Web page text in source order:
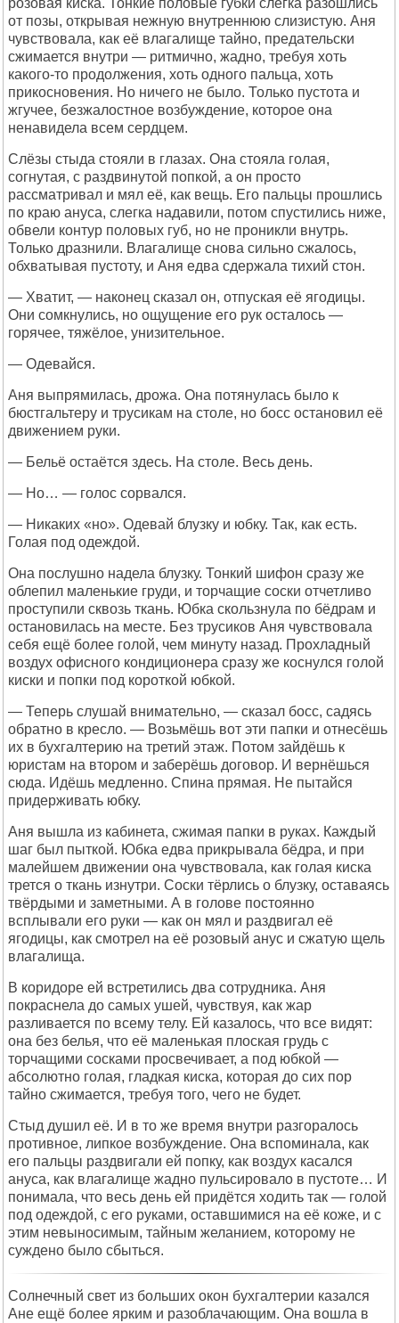
розовая киска. Тонкие половые губки слегка разошлись
от позы, открывая нежную внутреннюю слизистую. Аня
чувствовала, как её влагалище тайно, предательски
сжимается внутри — ритмично, жадно, требуя хоть
какого-то продолжения, хоть одного пальца, хоть
прикосновения. Но ничего не было. Только пустота и
жгучее, безжалостное возбуждение, которое она
ненавидела всем сердцем.
Слёзы стыда стояли в глазах. Она стояла голая,
согнутая, с раздвинутой попкой, а он просто
рассматривал и мял её, как вещь. Его пальцы прошлись
по краю ануса, слегка надавили, потом спустились ниже,
обвели контур половых губ, но не проникли внутрь.
Только дразнили. Влагалище снова сильно сжалось,
обхватывая пустоту, и Аня едва сдержала тихий стон.
— Хватит, — наконец сказал он, отпуская её ягодицы.
Они сомкнулись, но ощущение его рук осталось —
горячее, тяжёлое, унизительное.
— Одевайся.
Аня выпрямилась, дрожа. Она потянулась было к
бюстгальтеру и трусикам на столе, но босс остановил её
движением руки.
— Бельё остаётся здесь. На столе. Весь день.
— Но… — голос сорвался.
— Никаких «но». Одевай блузку и юбку. Так, как есть.
Голая под одеждой.
Она послушно надела блузку. Тонкий шифон сразу же
облепил маленькие груди, и торчащие соски отчетливо
проступили сквозь ткань. Юбка скользнула по бёдрам и
остановилась на месте. Без трусиков Аня чувствовала
себя ещё более голой, чем минуту назад. Прохладный
воздух офисного кондиционера сразу же коснулся голой
киски и попки под короткой юбкой.
— Теперь слушай внимательно, — сказал босс, садясь
обратно в кресло. — Возьмёшь вот эти папки и отнесёшь
их в бухгалтерию на третий этаж. Потом зайдёшь к
юристам на втором и заберёшь договор. И вернёшься
сюда. Идёшь медленно. Спина прямая. Не пытайся
придерживать юбку.
Аня вышла из кабинета, сжимая папки в руках. Каждый
шаг был пыткой. Юбка едва прикрывала бёдра, и при
малейшем движении она чувствовала, как голая киска
трется о ткань изнутри. Соски тёрлись о блузку, оставаясь
твёрдыми и заметными. А в голове постоянно
всплывали его руки — как он мял и раздвигал её
ягодицы, как смотрел на её розовый анус и сжатую щель
влагалища.
В коридоре ей встретились два сотрудника. Аня
покраснела до самых ушей, чувствуя, как жар
разливается по всему телу. Ей казалось, что все видят:
она без белья, что её маленькая плоская грудь с
торчащими сосками просвечивает, а под юбкой —
абсолютно голая, гладкая киска, которая до сих пор
тайно сжимается, требуя того, чего не будет.
Стыд душил её. И в то же время внутри разгоралось
противное, липкое возбуждение. Она вспоминала, как
его пальцы раздвигали ей попку, как воздух касался
ануса, как влагалище жадно пульсировало в пустоте… И
понимала, что весь день ей придётся ходить так — голой
под одеждой, с его руками, оставшимися на её коже, и с
этим невыносимым, тайным желанием, которому не
суждено было сбыться.
Солнечный свет из больших окон бухгалтерии казался
Ане ещё более ярким и разоблачающим. Она вошла в